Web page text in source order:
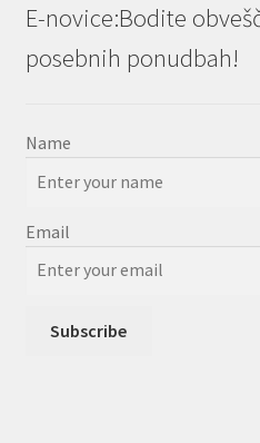
E-novice:Bodite
posebnih ponudbah!
Name
Email